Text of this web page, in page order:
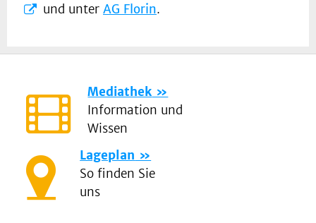
und unter AG Florin.
Mediathek
Information und
Wissen
Lageplan
So finden Sie
uns